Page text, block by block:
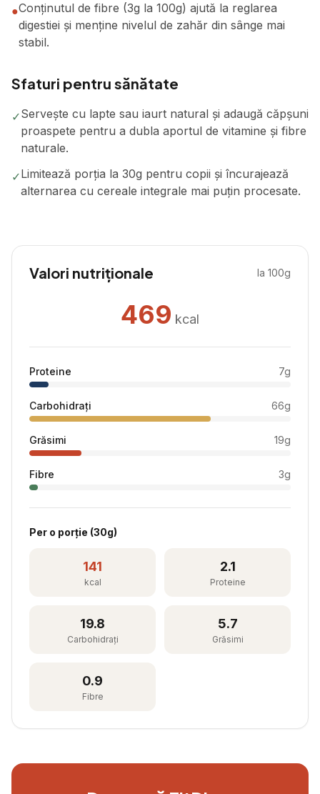
●Conținutul de fibre (3g la 100g) ajută la reglarea
digestiei și menține nivelul de zahăr din sânge mai
stabil.
Sfaturi pentru sănătate
✓Servește cu lapte sau iaurt natural și adaugă căpșuni
proaspete pentru a dubla aportul de vitamine și fibre
naturale.
✓Limitează porția la 30g pentru copii și încurajează
alternarea cu cereale integrale mai puțin procesate.
Valori nutriționale la 100g
469 kcal
Proteine 7g
Carbohidrați 66g
Grăsimi 19g
Fibre 3g
Per o porție (30g)
141
kcal
2.1
Proteine
19.8
Carbohidrați
5.7
Grăsimi
0.9
Fibre